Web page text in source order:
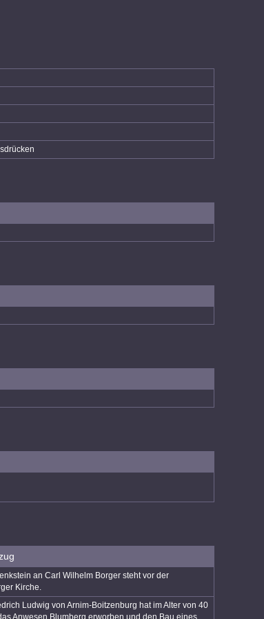
an Carl Wilhelm Borger steht vor der
Kirche.
Ludwig von Arnim-Boitzenburg hat im Alter von 40
Anwesen Blumberg erworben und den Bau eines